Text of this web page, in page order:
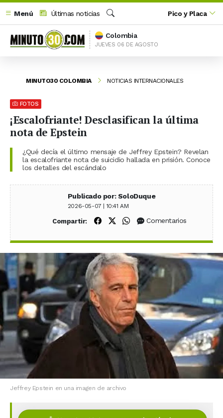
Menú
Últimas noticias
Buscar
Pico y Placa
Colombia
JUEVES 06 DE AGOSTO
MINUTO30 COLOMBIA NOTICIAS INTERNACIONALES
FOTOS
¡Escalofriante! Desclasifican la última
nota de Epstein
¿Qué decía el último mensaje de Jeffrey Epstein? Revelan
la escalofriante nota de suicidio hallada en prisión. Conoce
los detalles del escándalo
Publicado por: SoloDuque
2026-05-07 | 10:41 AM
Compartir: Compartir en Facebook
Compartir en X (Twitter)
Compartir en WhatsApp
Comentarios
Jeffrey Epstein en una imagen de archivo